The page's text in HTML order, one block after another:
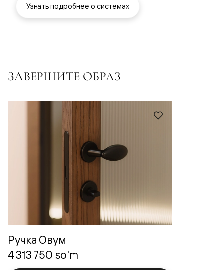
Узнать подробнее о системах
ЗАВЕРШИТЕ ОБРАЗ
Ручка Овум
4 313 750 so'm